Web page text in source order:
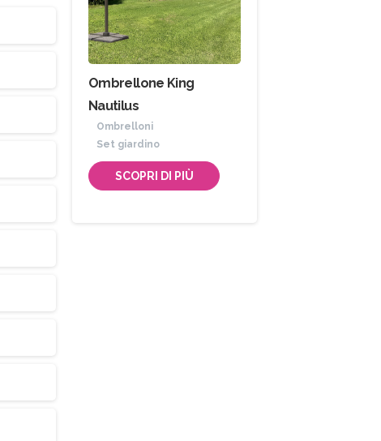
Ombrellone King
Nautilus
Ombrelloni
Set giardino
SCOPRI DI PIÙ